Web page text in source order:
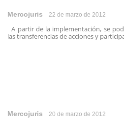
Mercojuris 22 de marzo de 2012
A partir de la implementación, se
las transferencias de acciones y
Mercojuris 20 de marzo de 2012